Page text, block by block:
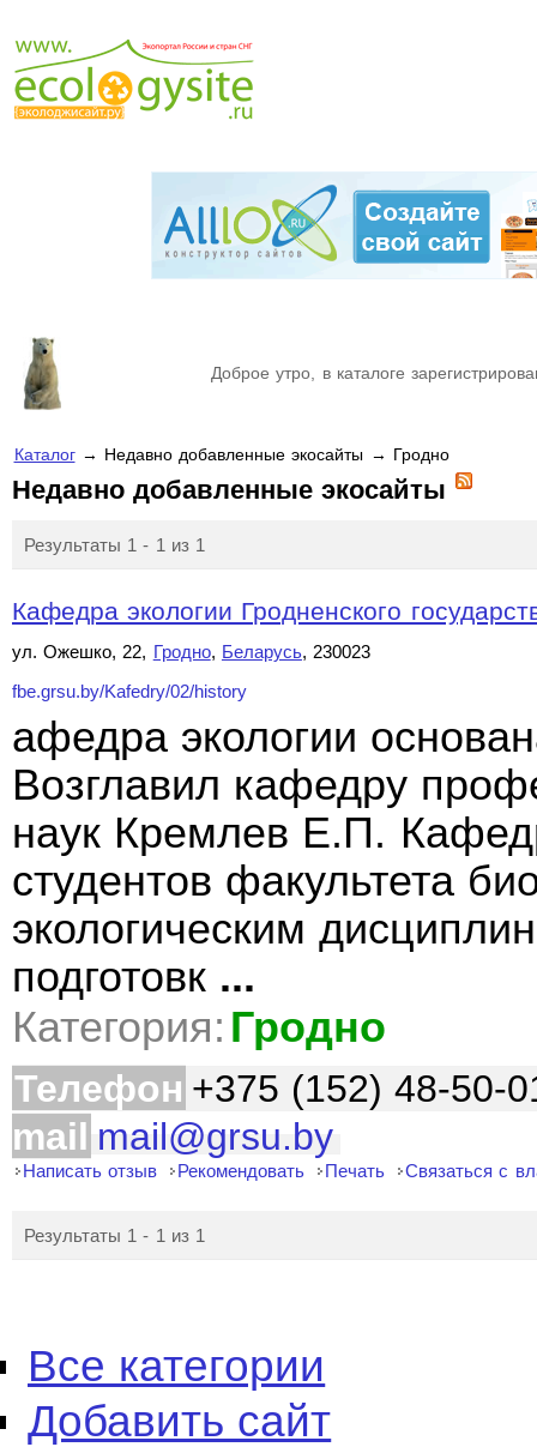
Доброе утро, в каталоге
Каталог→ Недавно добавленные экосайты → Гродно
Недавно добавленные экосайты
Результаты 1 - 1 из 1
Кафедра экологии Гродненского
ул. Ожешко, 22, Гродно, Беларусь, 230023
fbe.grsu.by/Kafedry/02/history
афедра экологии
Возглавил кафедру
наук Кремлев Е.П.
студентов факультета
экологическим
подготовк ...
Категория: Гродно
Телефон +375 (152) 48-50-
mail mail@grsu.by
Написать отзыв Рекомендовать Печать Связаться с
Результаты 1 - 1 из 1
Все категории
Добавить сайт